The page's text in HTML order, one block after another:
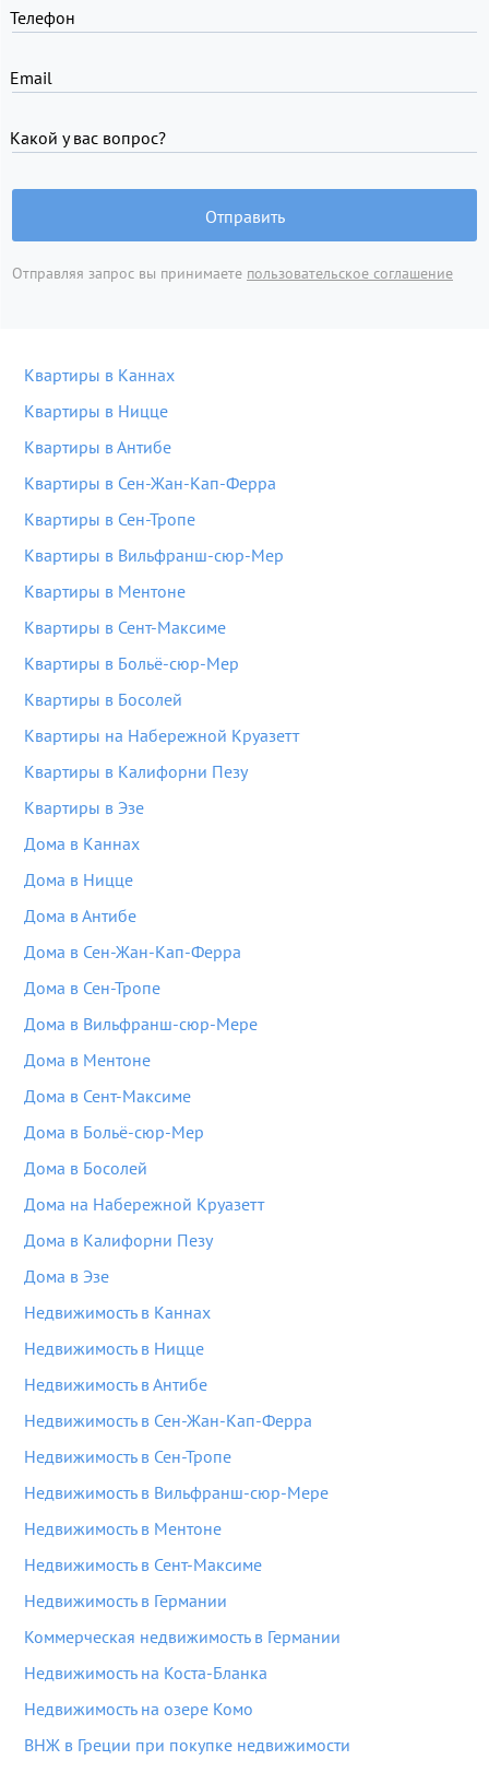
Телефон
Email
Какой у вас вопрос?
Отправить
Отправляя запрос вы принимаете пользовательское соглашение
Квартиры в Каннах
Квартиры в Ницце
Квартиры в Антибе
Квартиры в Сен-Жан-Кап-Ферра
Квартиры в Сен-Тропе
Квартиры в Вильфранш-сюр-Мер
Квартиры в Ментоне
Квартиры в Сент-Максиме
Квартиры в Больё-сюр-Мер
Квартиры в Босолей
Квартиры на Набережной Круазетт
Квартиры в Калифорни Пезу
Квартиры в Эзе
Дома в Каннах
Дома в Ницце
Дома в Антибе
Дома в Сен-Жан-Кап-Ферра
Дома в Сен-Тропе
Дома в Вильфранш-сюр-Мере
Дома в Ментоне
Дома в Сент-Максиме
Дома в Больё-сюр-Мер
Дома в Босолей
Дома на Набережной Круазетт
Дома в Калифорни Пезу
Дома в Эзе
Недвижимость в Каннах
Недвижимость в Ницце
Недвижимость в Антибе
Недвижимость в Сен-Жан-Кап-Ферра
Недвижимость в Сен-Тропе
Недвижимость в Вильфранш-сюр-Мере
Недвижимость в Ментоне
Недвижимость в Сент-Максиме
Недвижимость в Германии
Коммерческая недвижимость в Германии
Недвижимость на Коста-Бланка
Недвижимость на озере Комо
ВНЖ в Греции при покупке недвижимости